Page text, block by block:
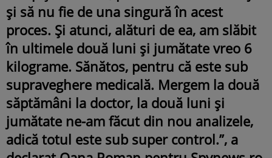
și să nu fie de una singură în acest
proces. Și atunci, alături de ea, am slăbit
în ultimele două luni și jumătate vreo 6
kilograme. Sănătos, pentru că este sub
supraveghere medicală. Mergem la două
săptămâni la doctor, la două luni și
jumătate ne-am făcut din nou analizele,
adică totul este sub super control.”, a